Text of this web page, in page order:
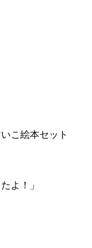
こ絵本セット
よ！」